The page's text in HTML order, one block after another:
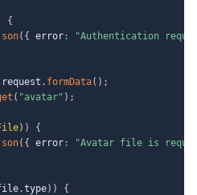
{
( { error :
"Authentication
request . formData( ) ;
( "avatar" ) ;
) )
{
( { error :
"Avatar file is
.type) )
{